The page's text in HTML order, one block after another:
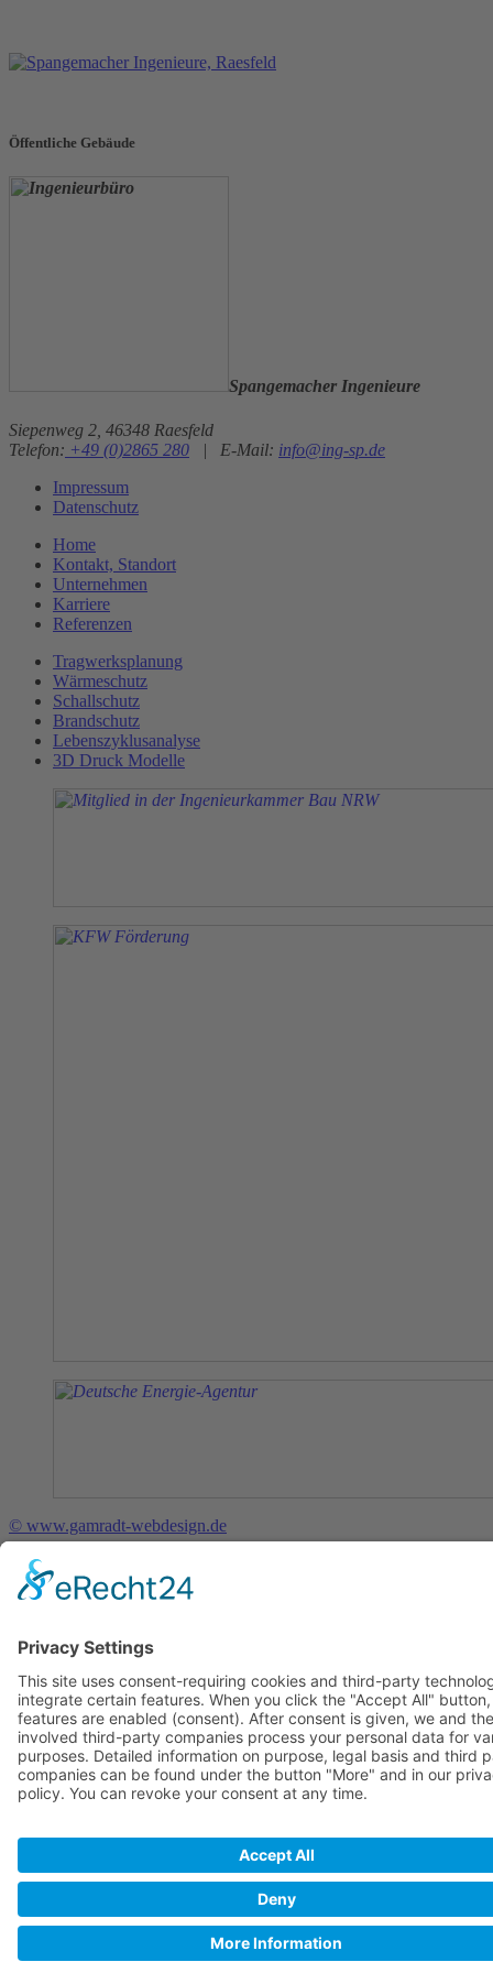
Öffentliche Gebäude
Spangemacher Ingenieure
Siepenweg 2, 46348 Raesfeld
Telefon: +49 (0)2865 280 | E-Mail: info@ing-sp.de
Impressum
Datenschutz
Home
Kontakt, Standort
Unternehmen
Karriere
Referenzen
Tragwerksplanung
Wärmeschutz
Schallschutz
Brandschutz
Lebenszyklusanalyse
3D Druck Modelle
© www.gamradt-webdesign.de